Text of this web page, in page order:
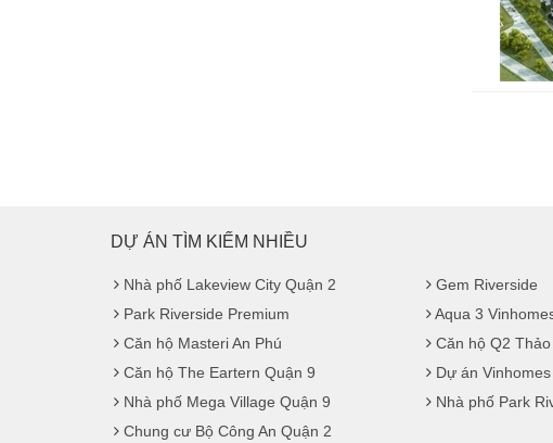
DỰ ÁN TÌM KIẾM NHIỀU
Nhà phố Lakeview City Quận 2 Gem Riverside
Park Riverside Premium
Aqua 3
Căn hộ Masteri An Phú
Căn hộ Q2
Căn hộ The Eartern Quận 9
Dự án
Nhà phố Mega Village Quận 9
Nhà phố Park
Chung cư Bộ Công An Quận 2